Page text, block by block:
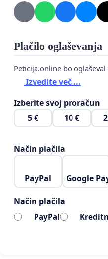
kotičkov za navdih, rast
Plačilo oglaševanja
Peticija.online bo
Izvedite več ...
Izberite svoj proračun
5 €
10 €
Način plačila
PayPal Google
Način plačila
PayPal